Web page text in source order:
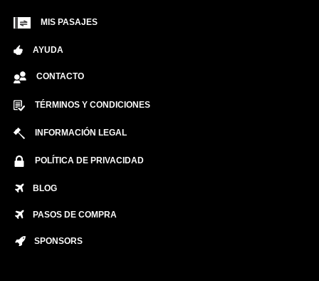
MIS PASAJES
AYUDA
CONTACTO
TÉRMINOS Y CONDICIONES
INFORMACIÓN LEGAL
POLÍTICA DE PRIVACIDAD
BLOG
PASOS DE COMPRA
SPONSORS